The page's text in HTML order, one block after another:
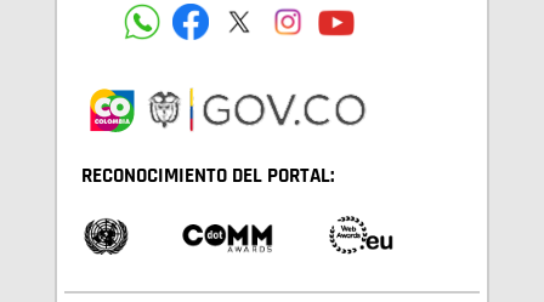
RECONOCIMIENTO DEL PORTAL: